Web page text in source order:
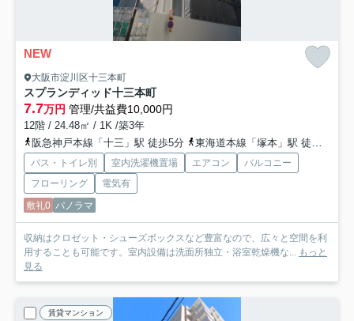
NEW
大阪市淀川区十三本町
スプランディッド十三本町
7.7万円 管理/共益費10,000円
12階 / 24.48㎡ / 1K /築3年
阪急神戸本線「十三」駅 徒歩5分
東海道本線「塚本」駅 徒歩18分
バス・トイレ別 室内洗濯機置場 エアコン
バルコニー
フローリング
電気有
敷礼0 パノラマ
収納はクロゼット・シューズボックスなど豊富なので、広々と空間を利
用することも可能です。室内設備は洗面所独立・浴室乾燥機な... もっと
見る
賃貸マンション